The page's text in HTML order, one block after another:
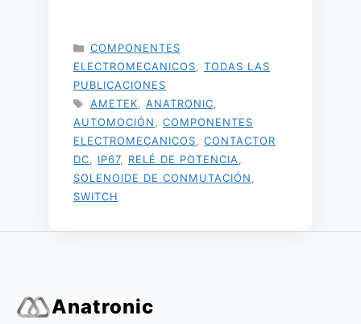
CATEGORÍAS
COMPONENTES
ELECTROMECANICOS
TODAS LAS
PUBLICACIONES
ETIQUETAS
AMETEK ANATRONIC
AUTOMOCIÓN
COMPONENTES
ELECTROMECANICOS
CONTACTOR
DC
IP67, RELÉ DE POTENCIA
SOLENOIDE DE CONMUTACIÓN
SWITCH
Anatronic